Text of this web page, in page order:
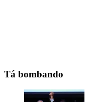
Tá bombando